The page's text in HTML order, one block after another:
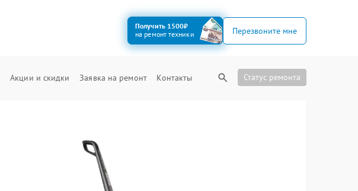
Получить 1500₽
на ремонт техники
Перезвоните мне
Акции и скидки Заявка на ремонт Контакты Статус ремонта